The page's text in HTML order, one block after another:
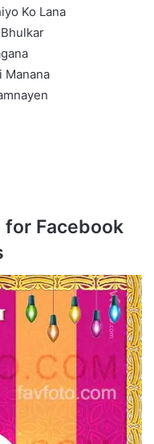
Ko Lana
Manana
for Facebook